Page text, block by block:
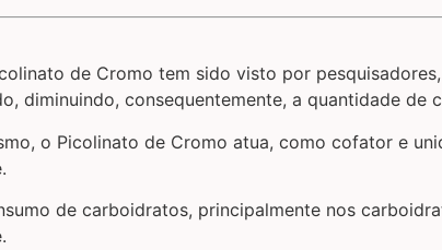
de Cromo tem sido visto por
diminuindo, consequentemente, a quantidade de
o Picolinato de Cromo atua, como cofator e
de carboidratos, principalmente nos